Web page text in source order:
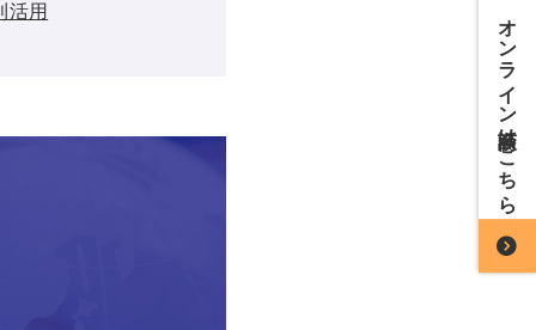
活用 オンライン商談はこちら